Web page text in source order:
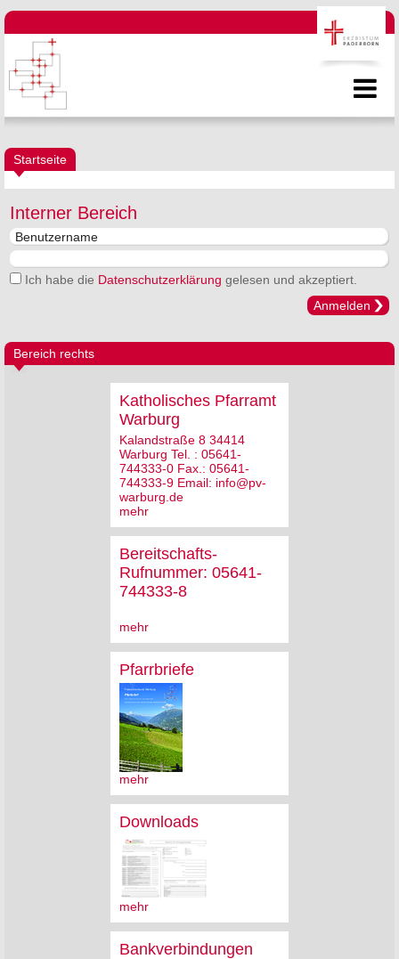
Startseite
Interner Bereich
Ich habe die Datenschutzerklärung gelesen und akzeptiert.
Anmelden
Bereich rechts
Katholisches Pfarramt
Warburg
Kalandstraße 8 34414
Warburg Tel. : 05641-
744333-0 Fax.: 05641-
744333-9 Email: info@pv-
warburg.de
mehr
Bereitschafts-
Rufnummer: 05641-
744333-8
mehr
Pfarrbriefe
mehr
Downloads
mehr
Bankverbindungen